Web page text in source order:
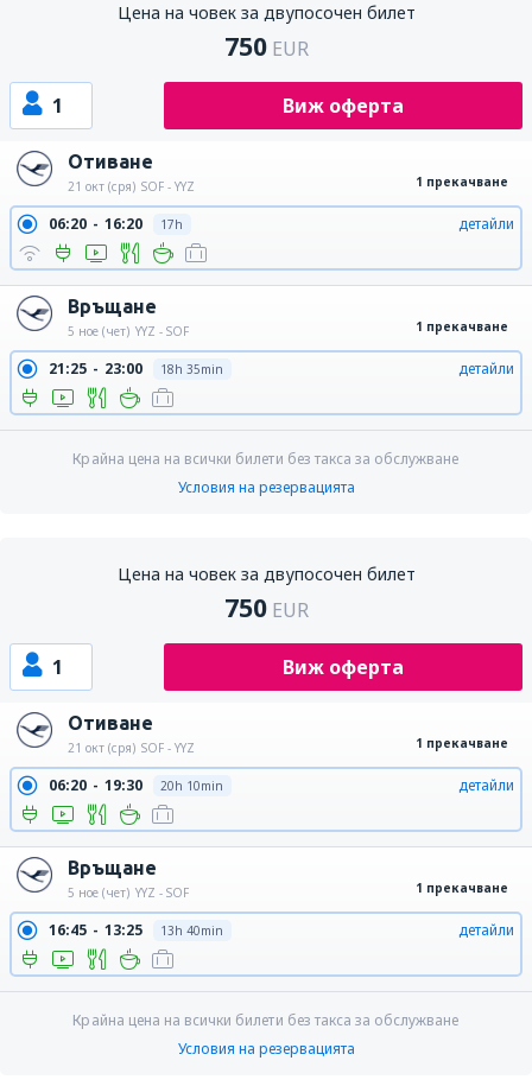
Цена на човек за двупосочен билет
750 EUR
1 Виж оферта
Отиване
21 окт (сря) SOF - YYZ 1 прекачване
06:20 16:20 17h детайли
Връщане
5 ное (чет) YYZ - SOF 1 прекачване
21:25 23:00 18h 35min детайли
Крайна цена на всички билети без такса за обслужване
Условия на резервацията
Цена на човек за двупосочен билет
750 EUR
1 Виж оферта
Отиване
21 окт (сря) SOF - YYZ 1 прекачване
06:20 19:30 20h 10min детайли
Връщане
5 ное (чет) YYZ - SOF 1 прекачване
16:45 13:25 13h 40min детайли
Крайна цена на всички билети без такса за обслужване
Условия на резервацията